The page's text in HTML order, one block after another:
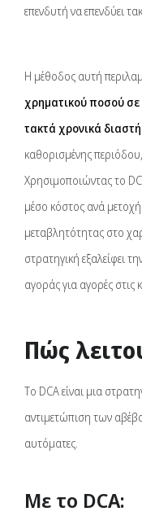
επενδυτή να επενδύει
Η μέθοδος αυτή
χρηματικού ποσού σε
τακτά χρονικά
καθορισμένης
Χρησιμοποιώντας το
μέσο κόστος ανά
μεταβλητότητας στο
στρατηγική εξαλείφει
αγοράς για αγορές στις
Πώς
Tο DCA είναι μια
αντιμετώπιση των
αυτόματες.
Με το DCA: